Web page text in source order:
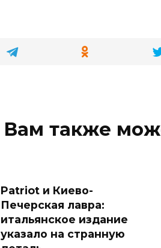
Вам также
Patriot и Киево-
Печерская лавра:
итальянское издание
указало на странную